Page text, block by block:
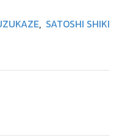
, SATOSHI SHIKI